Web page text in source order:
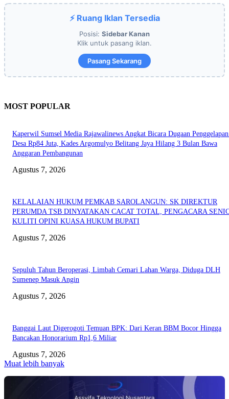
⚡ Ruang Iklan Tersedia
Posisi: Sidebar Kanan
Klik untuk pasang iklan.
Pasang Sekarang
MOST POPULAR
Kaperwil Sumsel Media Rajawalinews Angkat Bicara Dugaan
Desa Rp84 Juta, Kades Argomulyo Belitang Jaya Hilang 3 Bulan Bawa
Anggaran Pembangunan
Agustus 7, 2026
KELALAIAN HUKUM PEMKAB SAROLANGUN: SK DIREKTUR
PERUMDA TSB DINYATAKAN CACAT TOTAL, PENGACARA
KULITI OPINI KUASA HUKUM BUPATI
Agustus 7, 2026
Sepuluh Tahun Beroperasi, Limbah Cemari Lahan Warga, Diduga DLH
Sumenep Masuk Angin
Agustus 7, 2026
Banggai Laut Digerogoti Temuan BPK: Dari Keran BBM Bocor Hingga
Bancakan Honorarium Rp1,6 Miliar
Agustus 7, 2026
Muat lebih banyak